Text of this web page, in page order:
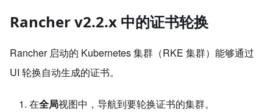
Rancher v2.2.x 中的证书轮换
Rancher 启动的 Kubernetes 集群（RKE 集群）能够通过
UI 轮换自动生成的证书。
在全局视图中，导航到要轮换证书的集群。